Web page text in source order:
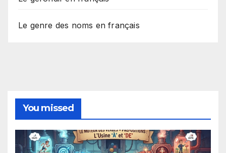
Le genre des noms en français
You missed